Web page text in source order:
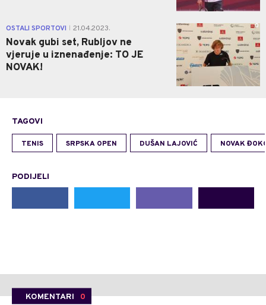
OSTALI SPORTOVI 21.04.2023.
Novak gubi set, Rubljov ne
vjeruje u iznenađenje: TO JE
NOVAK!
0
TAGOVI
TENIS SRPSKA OPEN DUŠAN LAJOVIĆ NOVAK
PODIJELI
KOMENTARI 0